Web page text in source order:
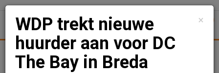
Juridisch | Fiscaal Transacties
×
WDP trekt nieuwe
huurder aan voor DC
The Bay in Breda